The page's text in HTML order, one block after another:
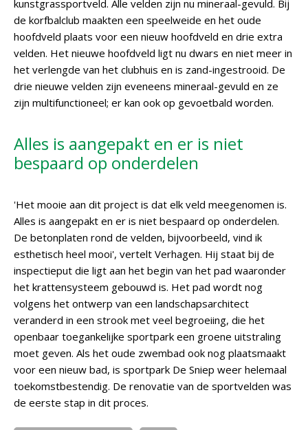
kunstgrassportveld. Alle velden zijn nu mineraal-gevuld. Bij
de korfbalclub maakten een speelweide en het oude
hoofdveld plaats voor een nieuw hoofdveld en drie extra
velden. Het nieuwe hoofdveld ligt nu dwars en niet meer in
het verlengde van het clubhuis en is zand-ingestrooid. De
drie nieuwe velden zijn eveneens mineraal-gevuld en ze
zijn multifunctioneel; er kan ook op gevoetbald worden.
Alles is aangepakt en er is niet
bespaard op onderdelen
'Het mooie aan dit project is dat elk veld meegenomen is.
Alles is aangepakt en er is niet bespaard op onderdelen.
De betonplaten rond de velden, bijvoorbeeld, vind ik
esthetisch heel mooi', vertelt Verhagen. Hij staat bij de
inspectieput die ligt aan het begin van het pad waaronder
het krattensysteem gebouwd is. Het pad wordt nog
volgens het ontwerp van een landschapsarchitect
veranderd in een strook met veel begroeiing, die het
openbaar toegankelijke sportpark een groene uitstraling
moet geven. Als het oude zwembad ook nog plaatsmaakt
voor een nieuw bad, is sportpark De Sniep weer helemaal
toekomstbestendig. De renovatie van de sportvelden was
de eerste stap in dit proces.